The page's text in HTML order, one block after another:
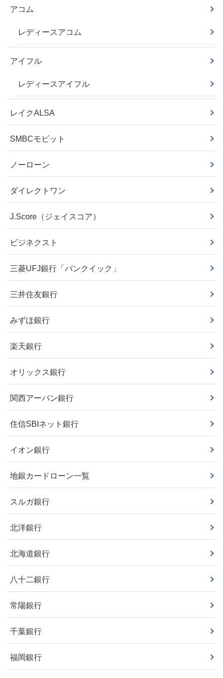
アコム
レディースアコム
アイフル
レディースアイフル
レイクALSA
SMBCモビット
ノーローン
ダイレクトワン
J.Score（ジェイスコア）
ビジネクスト
三菱UFJ銀行「バンクイック」
三井住友銀行
みずほ銀行
楽天銀行
オリックス銀行
関西アーバン銀行
住信SBIネット銀行
イオン銀行
地銀カードローン一覧
スルガ銀行
北洋銀行
北海道銀行
八十二銀行
常陽銀行
千葉銀行
福岡銀行